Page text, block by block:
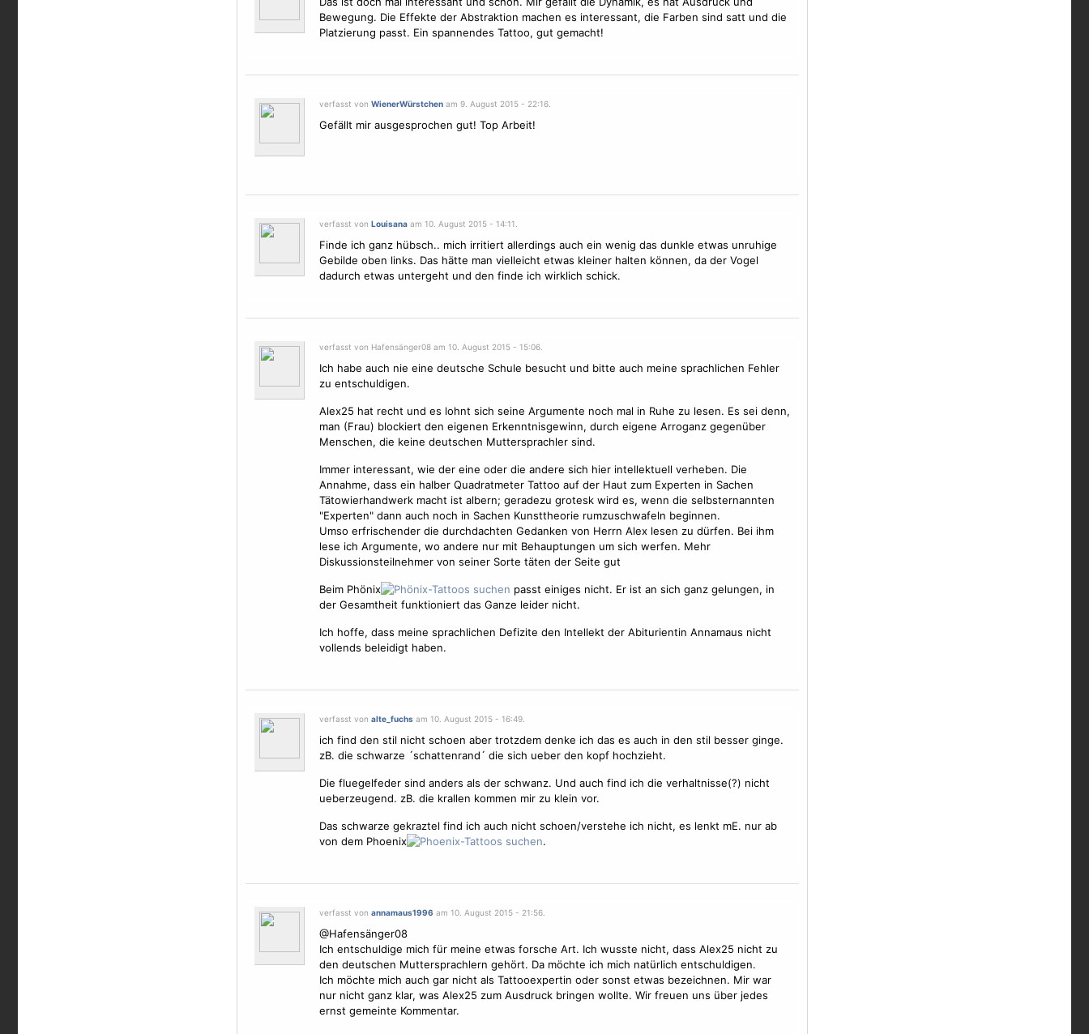
Bewegung. Die Effekte der Abstraktion machen es interessant, die Farben sind satt und die
Platzierung passt. Ein spannendes Tattoo, gut gemacht!
verfasst von WienerWürstchenam 9. August 2015 - 22:16.
Gefällt mir ausgesprochen gut! Top Arbeit!
verfasst von Louisanaam 10. August 2015 - 14:11.
Finde ich ganz hübsch.. mich irritiert allerdings auch ein wenig das dunkle etwas unruhige
Gebilde oben links. Das hätte man vielleicht etwas kleiner halten können, da der Vogel
dadurch etwas untergeht und den finde ich wirklich schick.
verfasst von Hafensänger08 am 10. August 2015 - 15:06.
Ich habe auch nie eine deutsche Schule besucht und bitte auch meine sprachlichen Fehler
zu entschuldigen.
Alex25 hat recht und es lohnt sich seine Argumente noch mal in Ruhe zu lesen. Es sei denn,
man (Frau) blockiert den eigenen Erkenntnisgewinn, durch eigene Arroganz gegenüber
Menschen, die keine deutschen Muttersprachler sind.
Immer interessant, wie der eine oder die andere sich hier intellektuell verheben. Die
Annahme, dass ein halber Quadratmeter Tattoo auf der Haut zum Experten in Sachen
Tätowierhandwerk macht ist albern; geradezu grotesk wird es, wenn die selbsternannten
"Experten" dann auch noch in Sachen Kunsttheorie rumzuschwafeln beginnen.
Umso erfrischender die durchdachten Gedanken von Herrn Alex lesen zu dürfen. Bei ihm
lese ich Argumente, wo andere nur mit Behauptungen um sich werfen. Mehr
Diskussionsteilnehmer von seiner Sorte täten der Seite gut
Beim Phönix
passt einiges nicht. Er ist an sich ganz gelungen, in
der Gesamtheit funktioniert das Ganze leider nicht.
Ich hoffe, dass meine sprachlichen Defizite den Intellekt der Abiturientin Annamaus nicht
vollends beleidigt haben.
verfasst von alte_fuchsam 10. August 2015 - 16:49.
ich find den stil nicht schoen aber trotzdem denke ich das es auch in den stil besser ginge.
zB. die schwarze ´schattenrand´ die sich ueber den kopf hochzieht.
Die fluegelfeder sind anders als der schwanz. Und auch find ich die verhaltnisse(?) nicht
ueberzeugend. zB. die krallen kommen mir zu klein vor.
Das schwarze gekraztel find ich auch nicht schoen/verstehe ich nicht, es lenkt mE. nur ab
von dem Phoenix
.
verfasst von annamaus1996 am 10. August 2015 - 21:56.
@Hafensänger08
Ich entschuldige mich für meine etwas forsche Art. Ich wusste nicht, dass Alex25 nicht zu
den deutschen Muttersprachlern gehört. Da möchte ich mich natürlich entschuldigen.
Ich möchte mich auch gar nicht als Tattooexpertin oder sonst etwas bezeichnen. Mir war
nur nicht ganz klar, was Alex25 zum Ausdruck bringen wollte. Wir freuen uns über jedes
ernst gemeinte Kommentar.